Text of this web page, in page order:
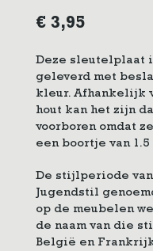
€ 3,95
Deze sleutelplaat
geleverd met
kleur. Afhankelijk
hout kan het zijn
voorboren omdat
een boortje van
De stijlperiode van
Jugendstil
op de meubelen
de naam van die
België en